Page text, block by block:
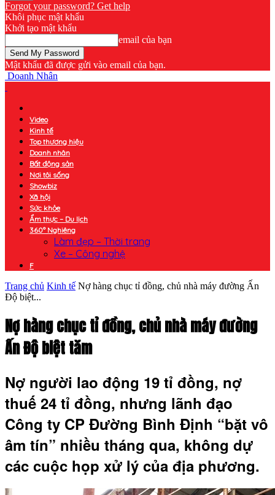
Forgot your password? Get help
Khôi phục mật khẩu
Khởi tạo mật khẩu
email của bạn
Mật khẩu đã được gửi vào email của bạn.
Doanh Nhân
Video
Kinh tế
Top thương hiệu
Doanh nhân
Bất động sản
Nơi tôi sống
Showbiz
Xã hội
Sức khỏe
Ẩm thực – Du lịch
360° Nghiêng
Làm đẹp – Thời trang
Xe – Công nghệ
F
Trang chủ Kinh tế Nợ hàng chục tỉ đồng, chủ nhà máy đường Ấn
Độ biệt...
Nợ hàng chục tỉ đồng, chủ nhà máy đường
Ấn Độ biệt tăm
Nợ người lao động 19 tỉ đồng, nợ
thuế 24 tỉ đồng, nhưng lãnh đạo
Công ty CP Đường Bình Định “bặt vô
âm tín” nhiều tháng qua, không dự
các cuộc họp xử lý của địa phương.